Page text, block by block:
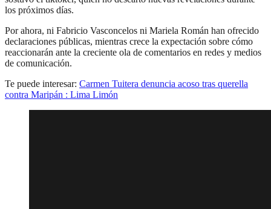
los próximos días.
Por ahora, ni Fabricio Vasconcelos ni Mariela Román han ofrecido
declaraciones públicas, mientras crece la expectación sobre cómo
reaccionarán ante la creciente ola de comentarios en redes y medios
de comunicación.
Te puede interesar: Carmen Tuitera denuncia acoso tras querella
contra Maripán : Lima Limón